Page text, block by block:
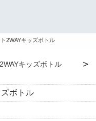
2WAYキッズボトル
＞
ボトル